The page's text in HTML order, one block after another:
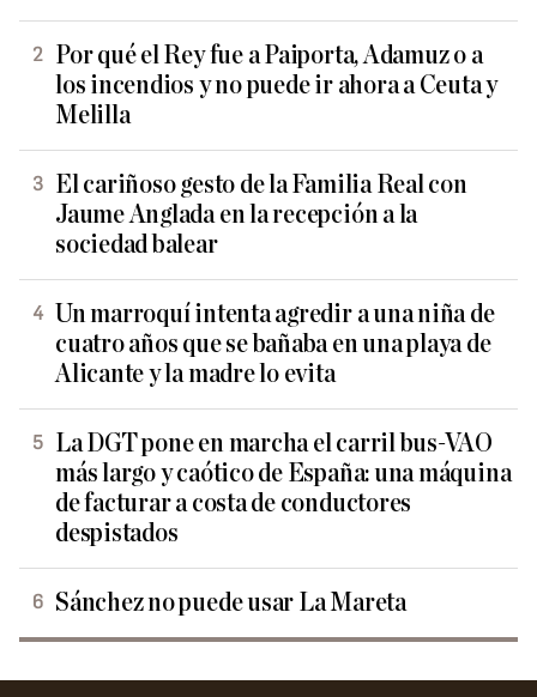
Por qué el Rey fue a Paiporta, Adamuz o a
los incendios y no puede ir ahora a Ceuta y
Melilla
El cariñoso gesto de la Familia Real con
Jaume Anglada en la recepción a la
sociedad balear
Un marroquí intenta agredir a una niña de
cuatro años que se bañaba en una playa de
Alicante y la madre lo evita
La DGT pone en marcha el carril bus-VAO
más largo y caótico de España: una máquina
de facturar a costa de conductores
despistados
Sánchez no puede usar La Mareta